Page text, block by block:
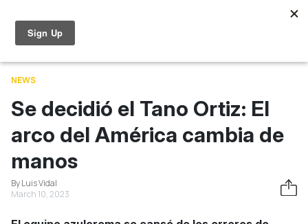
World Cup
NEWS
Se decidió el Tano Ortiz: El
arco del América cambia de
manos
By Luis Vidal
March 10, 2023